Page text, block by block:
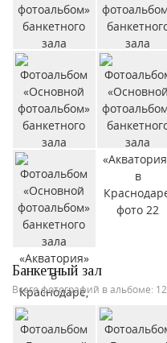
Банкетный зал
Всего фотографий в альбоме: 12